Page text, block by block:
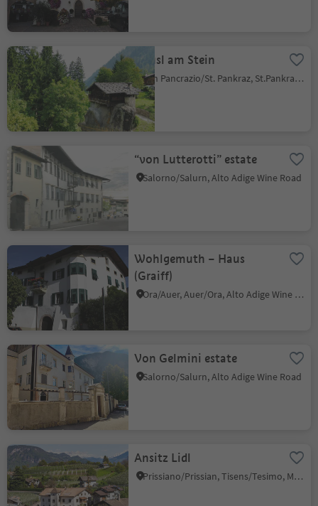
Häusl am Stein
San Pancrazio/St. Pankraz, St.Pankraz/San Pancrazio, Meran/Merano and environs
“von Lutterotti” estate
Salorno/Salurn, Alto Adige Wine Road
Wohlgemuth – Haus
(Graiff)
Ora/Auer, Auer/Ora, Alto Adige Wine Road
Von Gelmini estate
Salorno/Salurn, Alto Adige Wine Road
Ansitz Lidl
Prissiano/Prissian, Tisens/Tesimo, Meran/Merano and environs